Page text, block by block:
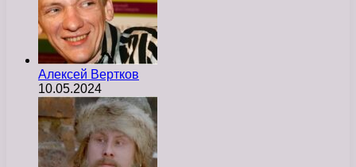
Алексей Вертков
10.05.2024